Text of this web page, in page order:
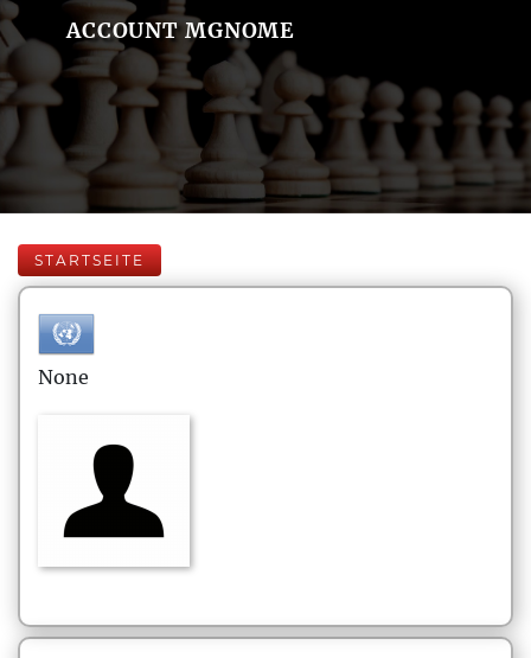
ACCOUNT MGNOME
STARTSEITE
None